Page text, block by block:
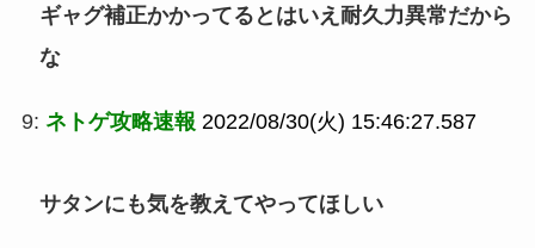
ギャグ補正かかってるとはいえ耐久力異常だから
な
9: ネトゲ攻略速報 2022/08/30(火) 15:46:27.587
サタンにも気を教えてやってほしい